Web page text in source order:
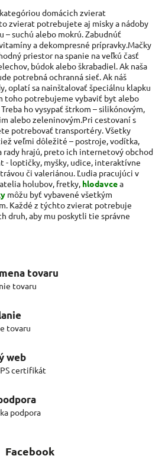
domácich zvierat
zvierat potrebujete aj misky a nádoby
– suchú alebo mokrú. Zabudnúť
a dekompresné prípravky.Mačky
priestor na spanie na veľkú časť
búdok alebo škrabadiel. Ak naša
potrebná ochranná sieť. Ak náš
oplatí sa nainštalovať špeciálnu klapku
toho potrebujeme vybaviť byt alebo
ho vysypať štrkom – silikónovým,
alebo zeleninovým.Pri cestovaní s
potrebovať transportéry. Všetky
veľmi dôležité – postroje, vodítka,
rady hrajú, preto ich internetový obchod
- loptičky, myšky, udice, interaktívne
či valeriánou. Ľudia pracujúci v
holubov, fretky, hlodavcea
môžu byť vybavené všetkým
Každé z týchto zvierat potrebuje
druh, aby mu poskytli tie správne
tovaru
tovaru
tovaru
web
certifikát
podpora
Facebook